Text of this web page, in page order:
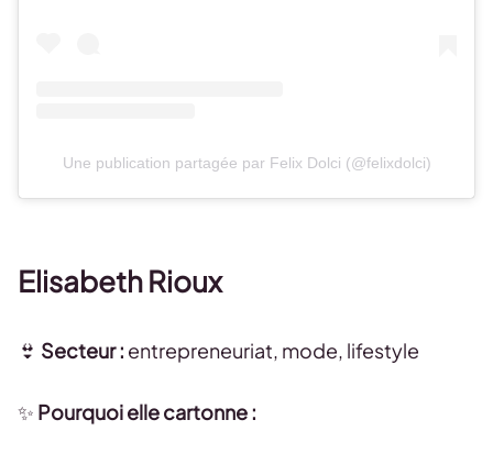
Une publication partagée par Felix Dolci (@felixdolci)
Elisabeth Rioux
👙 Secteur : entrepreneuriat, mode, lifestyle
✨ Pourquoi elle cartonne :